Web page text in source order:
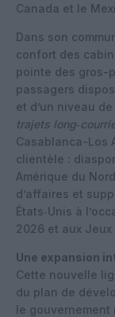
Canada et le
Dans son
confort des
pointe des gros-
passagers
et d’un niveau
trajets
Casablanca-Los
clientèle :
Amérique du
d’affaires et
États‑Unis à
2026 et aux
Une expansion
Cette nouvelle
du plan de
le gouvernement